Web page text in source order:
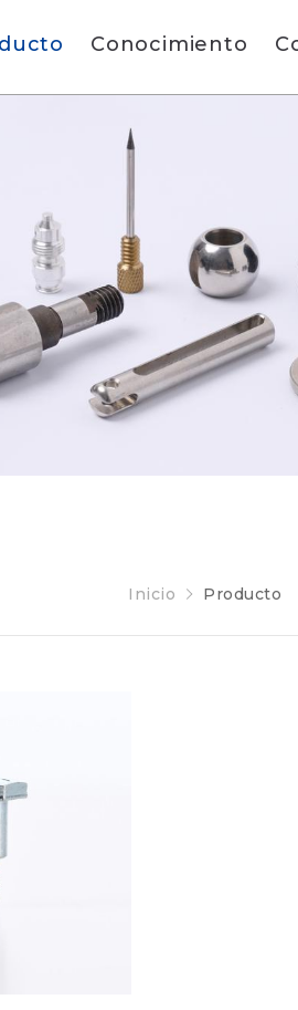
Conocimiento
Inicio Producto